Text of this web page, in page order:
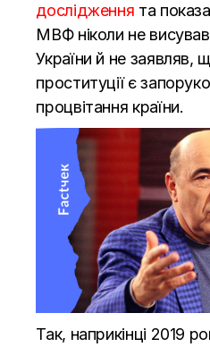
дослідження та
МВФ ніколи не
України й не заявляв,
проституції є
процвітання країни.
Так, наприкінці 2019